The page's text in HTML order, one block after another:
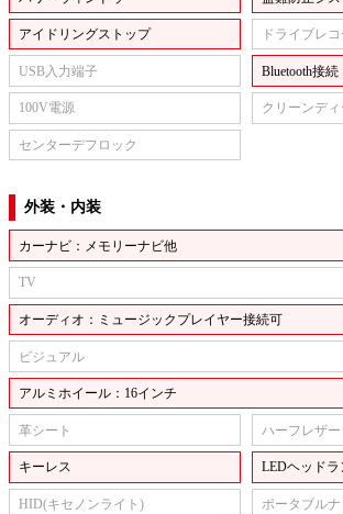
アイドリングストップ ドライブレ
USB入力端子 Bluetooth接続
100V電源 クリーンデ
センターデフロック
外装・内装
カーナビ：メモリーナビ他
TV
オーディオ：ミュージックプレイヤー接続可
ビジュアル
アルミホイール：16インチ
革シート ハーフレザー
キーレス LEDヘッドラ
HID(キセノンライト) ポータブル